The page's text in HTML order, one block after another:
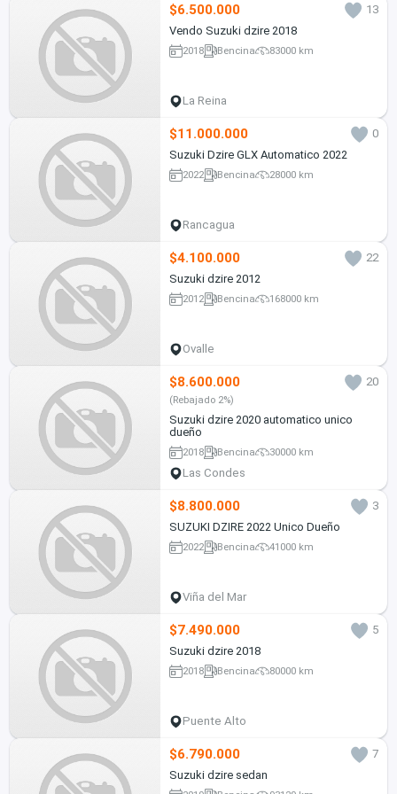
$6.500.000
13
Vendo Suzuki dzire 2018
2018 Bencina 83000 km
La Reina
$11.000.000
0
Suzuki Dzire GLX Automatico 2022
2022 Bencina 28000 km
Rancagua
$4.100.000
22
Suzuki dzire 2012
2012 Bencina 168000 km
Ovalle
$8.600.000 20
(Rebajado 2%)
Suzuki dzire 2020 automatico unico
dueño
2018 Bencina 30000 km
Las Condes
$8.800.000
3
SUZUKI DZIRE 2022 Unico Dueño
2022 Bencina 41000 km
Viña del Mar
$7.490.000
5
Suzuki dzire 2018
2018 Bencina 80000 km
Puente Alto
$6.790.000
7
Suzuki dzire sedan